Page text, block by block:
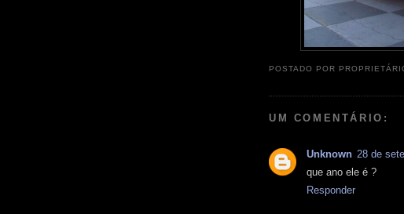
POSTADO POR
UM COMENTÁRIO:
Unknown 28 de
que ano ele é ?
Responder